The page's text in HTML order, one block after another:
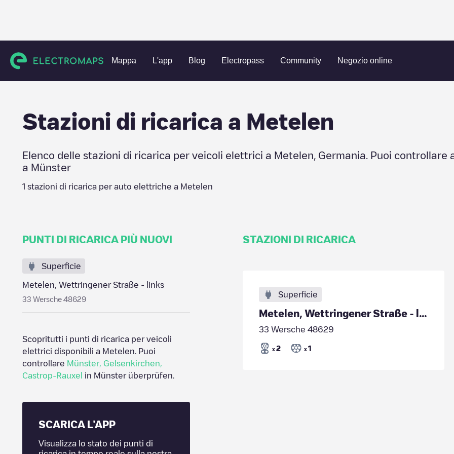
Mappa L'app Blog Electropass Community Negozio online
Charging stations Germania Münster Metelen
Stazioni di ricarica a Metelen
Elenco delle stazioni di ricarica per veicoli elettrici a Metelen Germania . Puoi
a Münster
1 stazioni di ricarica per auto elettriche a Metelen
PUNTI DI RICARICA PIÙ NUOVI
Superficie
Metelen, Wettringener Straße - links
33 Wersche 48629
Scopritutti i punti di ricarica per veicoli
elettrici disponibili a Metelen . Puoi
controllare Münster, Gelsenkirchen
Castrop-Rauxel
in Münsterüberprüfen.
SCARICA L'APP
Visualizza lo stato dei punti di
STAZIONI DI RICARICA
Superficie
Metelen, Wettringener Straße - links
33 Wersche 48629
x 2 x 1